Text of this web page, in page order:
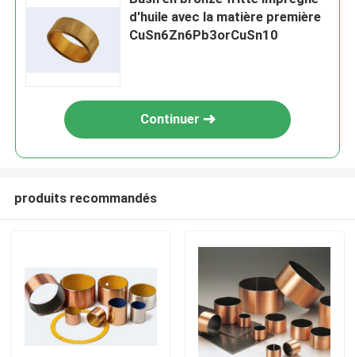
d'huile avec la matière première
CuSn6Zn6Pb3orCuSn10
Continuer
produits recommandés